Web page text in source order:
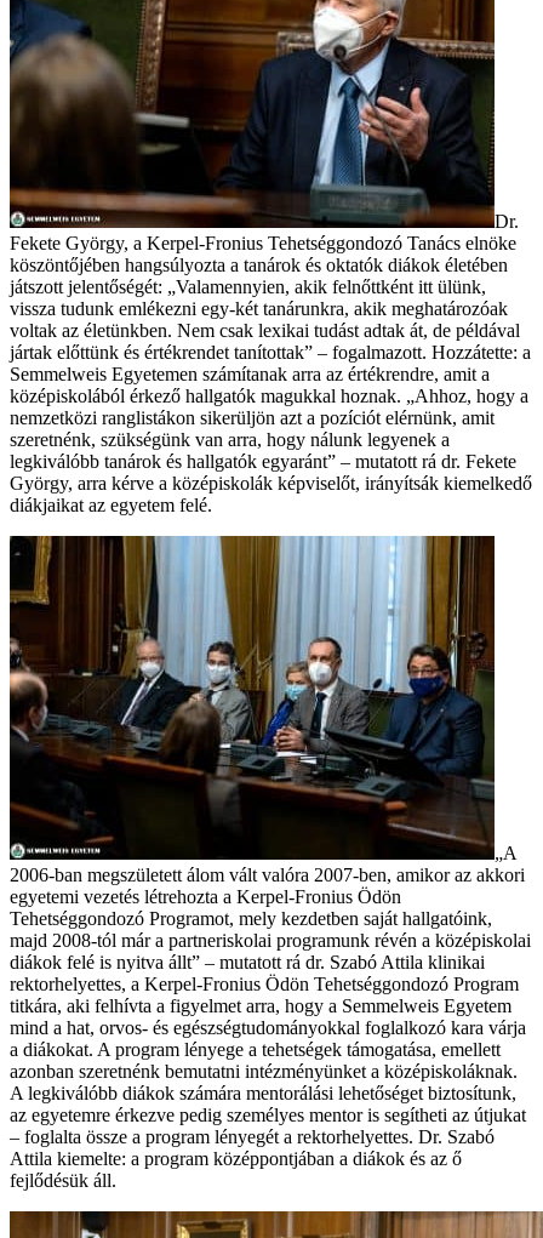
Dr.
Fekete György, a Kerpel-Fronius Tehetséggondozó Tanács elnöke
köszöntőjében hangsúlyozta a tanárok és oktatók diákok életében
játszott jelentőségét: „Valamennyien, akik felnőttként itt ülünk,
vissza tudunk emlékezni egy-két tanárunkra, akik meghatározóak
voltak az életünkben. Nem csak lexikai tudást adtak át, de példával
jártak előttünk és értékrendet tanítottak” – fogalmazott. Hozzátette: a
Semmelweis Egyetemen számítanak arra az értékrendre, amit a
középiskolából érkező hallgatók magukkal hoznak. „Ahhoz, hogy a
nemzetközi ranglistákon sikerüljön azt a pozíciót elérnünk, amit
szeretnénk, szükségünk van arra, hogy nálunk legyenek a
legkiválóbb tanárok és hallgatók egyaránt” – mutatott rá dr. Fekete
György, arra kérve a középiskolák képviselőt, irányítsák kiemelkedő
diákjaikat az egyetem felé.
„A
2006-ban megszületett álom vált valóra 2007-ben, amikor az akkori
egyetemi vezetés létrehozta a Kerpel-Fronius Ödön
Tehetséggondozó Programot, mely kezdetben saját hallgatóink,
majd 2008-tól már a partneriskolai programunk révén a középiskolai
diákok felé is nyitva állt” – mutatott rá dr. Szabó Attila klinikai
rektorhelyettes, a Kerpel-Fronius Ödön Tehetséggondozó Program
titkára, aki felhívta a figyelmet arra, hogy a Semmelweis Egyetem
mind a hat, orvos- és egészségtudományokkal foglalkozó kara várja
a diákokat. A program lényege a tehetségek támogatása, emellett
azonban szeretnénk bemutatni intézményünket a középiskoláknak.
A legkiválóbb diákok számára mentorálási lehetőséget biztosítunk,
az egyetemre érkezve pedig személyes mentor is segítheti az útjukat
– foglalta össze a program lényegét a rektorhelyettes. Dr. Szabó
Attila kiemelte: a program középpontjában a diákok és az ő
fejlődésük áll.